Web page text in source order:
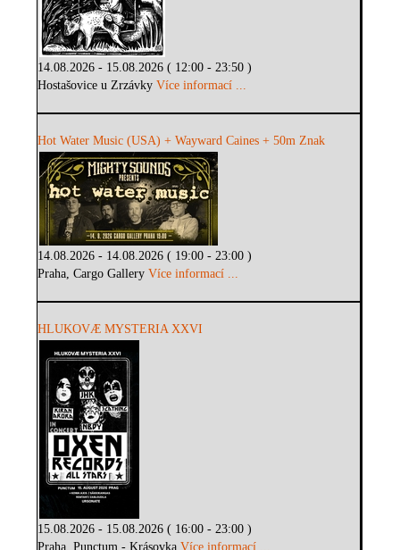
14.08.2026 - 15.08.2026 ( 12:00 - 23:50 )
Hostašovice u ZrzávkyVíce informací ...
Hot Water Music (USA) + Wayward Caines + 50m Znak
14.08.2026 - 14.08.2026 ( 19:00 - 23:00 )
Praha, Cargo GalleryVíce informací ...
HLUKOVÆ MYSTERIA XXVI
15.08.2026 - 15.08.2026 ( 16:00 - 23:00 )
Praha, Punctum - KrásovkaVíce informací ...